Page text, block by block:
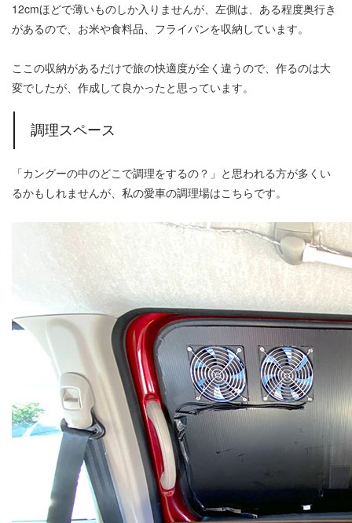
12cmほどで薄いものしか入りませんが、左側は、ある程度奥行き
があるので、お米や食料品、フライパンを収納しています。
ここの収納があるだけで旅の快適度が全く違うので、作るのは大
変でしたが、作成して良かったと思っています。
調理スペース
「カングーの中のどこで調理をするの？」と思われる方が多くい
るかもしれませんが、私の愛車の調理場はこちらです。